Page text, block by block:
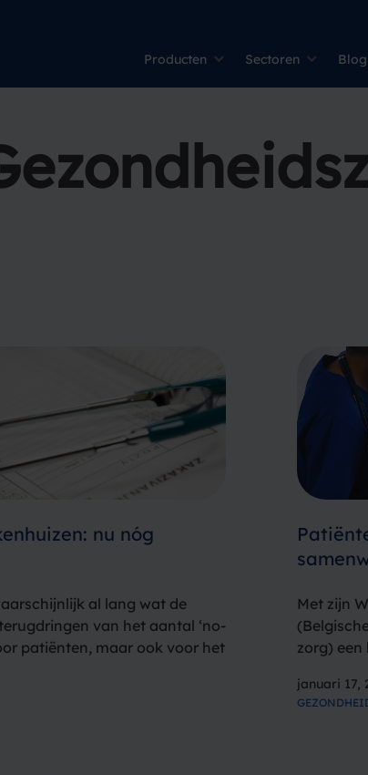
Producten Sectoren Blog
nu nóg
al lang wat de
van het aantal ‘no-
patiënten, maar ook voor het
Met zijn
zorg)
andere
januari 17,